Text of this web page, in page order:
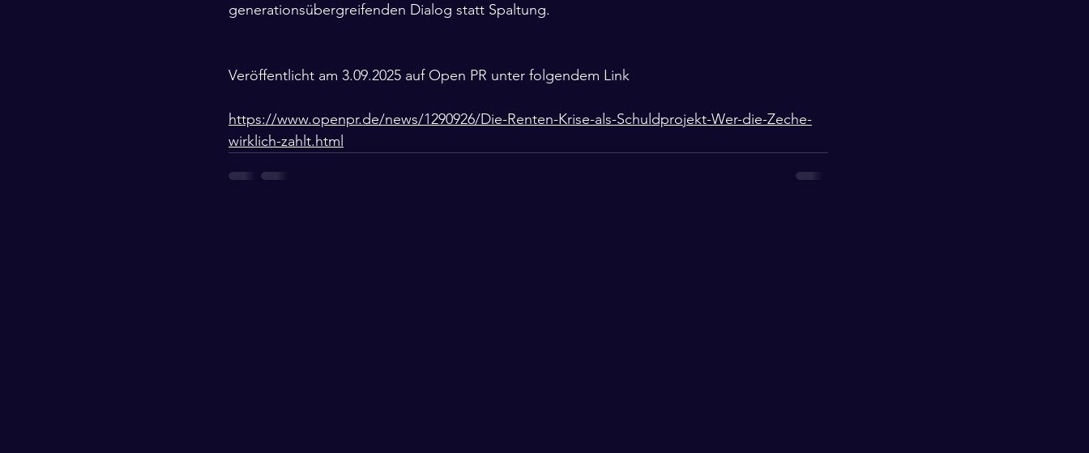
generationsübergreifenden Dialog statt Spaltung.
Veröffentlicht am 3.09.2025 auf Open PR unter folgendem Link
https://www.openpr.de/news/1290926/Die-Renten-Krise-als-Schuldprojekt-Wer-die-Zeche-
wirklich-zahlt.html